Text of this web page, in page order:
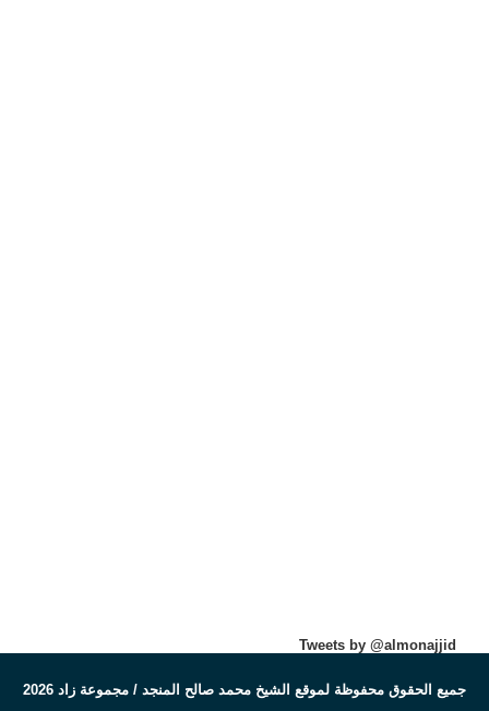
Tweets by @almonajjid
جميع الحقوق محفوظة لموقع الشيخ محمد صالح المنجد / مجموعة زاد 2026